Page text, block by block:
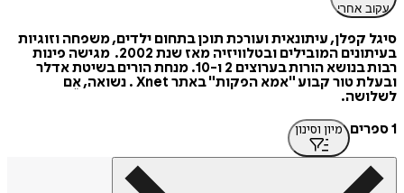
עקוב אחרי
סיגל קפלן, עיתונאית ועורכת תוכן בתחום ילדים, משפחה וזוגיות
בעיתונים המובילים ובטלוויזיה מאז שנת 2002. מגישה פינות
רבות בנושא הורות בערוצים 2 ו-10. מנחת הורים בשיטת אדלר
ובעלת טור קבוע "אמא הפקות" באתר Xnet . נשואה, אֵם
לשלושה.
1 ספרים
מיון וסינון